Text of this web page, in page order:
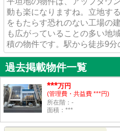
動も楽になりますね。立地す
をもたらす恐れのない工場の
も広がっていることの多い地
積の物件です。駅から徒歩9分
過去掲載物件一覧
***万円
(管理費・共益費 ***円)
所在階：-
面積：***